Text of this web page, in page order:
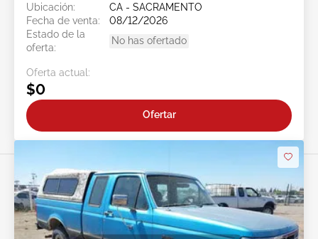
Ubicación:
CA - SACRAMENTO
Fecha de venta:
08/12/2026
Estado de la
oferta:
No has ofertado
Oferta actual:
$0
Ofertar